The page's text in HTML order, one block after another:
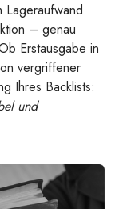
Lageraufwand
– genau
Erstausgabe in
vergriffener
Ihres Backlists:
und